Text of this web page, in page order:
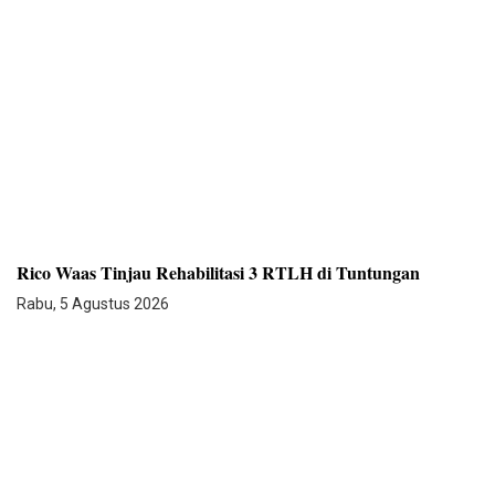
Rico Waas Tinjau Rehabilitasi 3 RTLH di Tuntungan
Rabu, 5 Agustus 2026